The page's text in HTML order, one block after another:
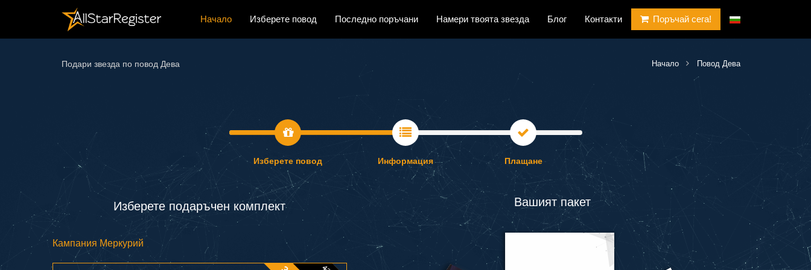
Начало Изберете повод Последно поръчани Намери твоята звезда Блог Контакти Поръчай сега!
Подари звезда по повод Дева Начало Повод Дева
Изберете повод Информация Плащане
Изберете подаръчен комплект
Кампания Меркурий
Вашият пакет